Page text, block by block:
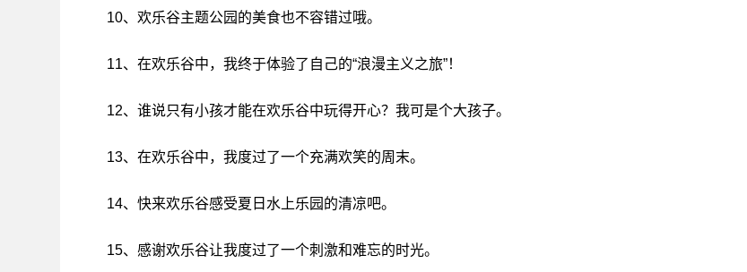
10、欢乐谷主题公园的美食也不容错过哦。
11、在欢乐谷中，我终于体验了自己的“浪漫主义之旅”！
12、谁说只有小孩才能在欢乐谷中玩得开心？我可是个大孩子。
13、在欢乐谷中，我度过了一个充满欢笑的周末。
14、快来欢乐谷感受夏日水上乐园的清凉吧。
15、感谢欢乐谷让我度过了一个刺激和难忘的时光。